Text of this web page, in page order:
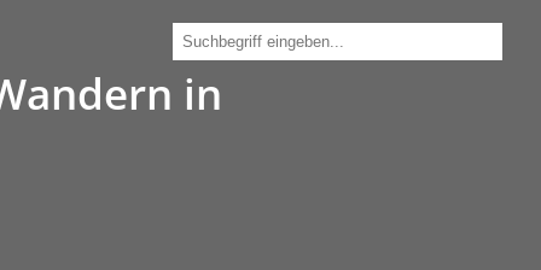
030 - 212 34 190
in